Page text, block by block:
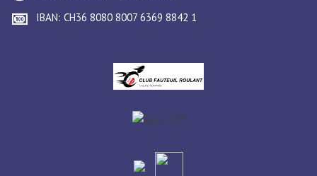
IBAN: CH36 8080 8007 6369 8842 1